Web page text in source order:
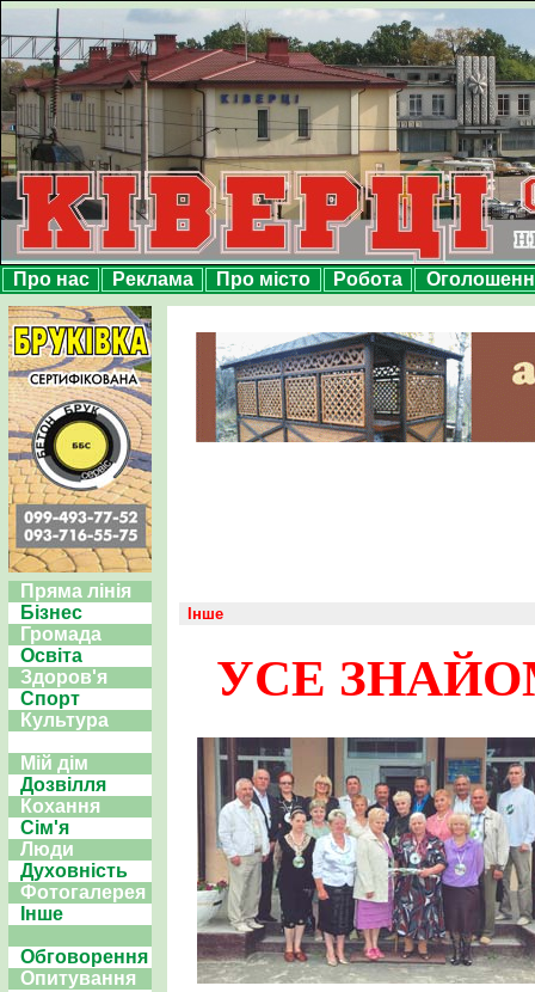
Про нас Реклама Про місто Робота
Пряма лінія
Бізнес
Громада
Освіта
Здоров'я
Спорт
Культура
Мій дім
Дозвілля
Кохання
Сім'я
Люди
Духовність
Фотогалерея
Інше
Обговорення
Опитування
Інше
УСЕ